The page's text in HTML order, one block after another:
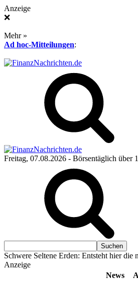
Anzeige
❌
Mehr »
Ad hoc-Mitteilungen:
Freitag, 07.08.2026 - Börsentäglich über
Schwere Seltene Erden: Entsteht hier die
Anzeige
News